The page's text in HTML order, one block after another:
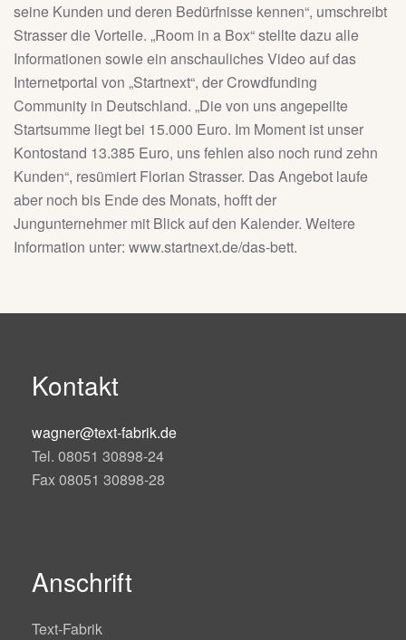
seine Kunden und deren Bedürfnisse kennen“, umschreibt
Strasser die Vorteile. „Room in a Box“ stellte dazu alle
Informationen sowie ein anschauliches Video auf das
Internetportal von „Startnext“, der Crowdfunding
Community in Deutschland. „Die von uns angepeilte
Startsumme liegt bei 15.000 Euro. Im Moment ist unser
Kontostand 13.385 Euro, uns fehlen also noch rund zehn
Kunden“, resümiert Florian Strasser. Das Angebot laufe
aber noch bis Ende des Monats, hofft der
Jungunternehmer mit Blick auf den Kalender. Weitere
Information unter: www.startnext.de/das-bett.
Kontakt
wagner@text-fabrik.de
Tel. 08051 30898-24
Fax 08051 30898-28
Anschrift
Text-Fabrik